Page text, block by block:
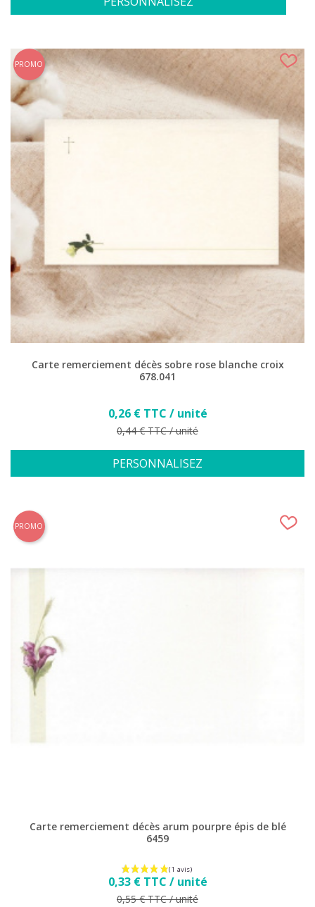
Carte remerciement décès sobre rose blanche croix
678.041
Prix
0,26 € TTC / unité
Prix de base
0,44 € TTC / unité
PERSONNALISEZ
PROMO
Carte remerciement décès arum pourpre épis de blé
6459
Prix
0,33 € TTC / unité
Prix de base
0,55 € TTC / unité
PROMO